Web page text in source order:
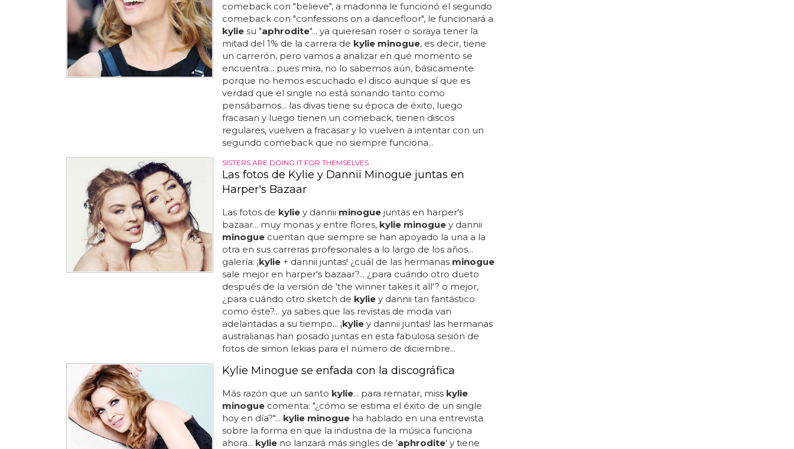
comeback con "believe", a madonna le funcionó el segundo
comeback con "confessions on a dancefloor", le funcionará a
kyliesu "aphrodite"... ya quieresan roser o soraya tener la
mitad del 1% de la carrera de kylie minogue, es decir, tiene
un carrerón, pero vamos a analizar en qué momento se
encuentra... pues mira, no lo sabemos aún, básicamente
porque no hemos escuchado el disco aunque sí que es
verdad que el single no está sonando tanto como
pensábamos... las divas tiene su época de éxito, luego
fracasan y luego tienen un comeback, tienen discos
regulares, vuelven a fracasar y lo vuelven a intentar con un
segundo comeback que no siempre funciona...
SISTERS ARE DOING IT FOR THEMSELVES
Las fotos de Kylie y Dannii Minogue juntas en
Harper's Bazaar
Las fotos de kyliey dannii minoguejuntas en harper's
bazaar... muy monas y entre flores, kylie minoguey dannii
minoguecuentan que siempre se han apoyado la una a la
otra en sus carreras profesionales a lo largo de los años...
galería: ¡kylie+ dannii juntas! ¿cuál de las hermanas minogue
sale mejor en harper's bazaar?... ¿para cuándo otro dueto
después de la versión de 'the winner takes it all'? o mejor,
¿para cuándo otro sketch de kyliey dannii tan fantástico
como éste?... ya sabes que las revistas de moda van
adelantadas a su tiempo... ¡kyliey dannii juntas! las hermanas
australianas han posado juntas en esta fabulosa sesión de
fotos de simon lekias para el número de diciembre...
Kylie Minogue se enfada con la discográfica
Más razón que un santo kylie... para rematar, miss kylie
minoguecomenta: "¿cómo se estima el éxito de un single
hoy en día?"... kylie minogueha hablado en una entrevista
sobre la forma en que la industria de la música funciona
ahora... kylieno lanzará más singles de 'aphrodite' y tiene